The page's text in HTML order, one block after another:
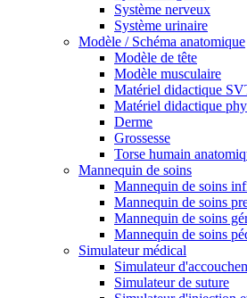
Système nerveux
Système urinaire
Modèle / Schéma anatomique
Modèle de tête
Modèle musculaire
Matériel didactique
Matériel didactique
Derme
Grossesse
Torse humain
Mannequin de soins
Mannequin de soins
Mannequin de soins
Mannequin de soins
Mannequin de soins
Simulateur médical
Simulateur
Simulateur de suture